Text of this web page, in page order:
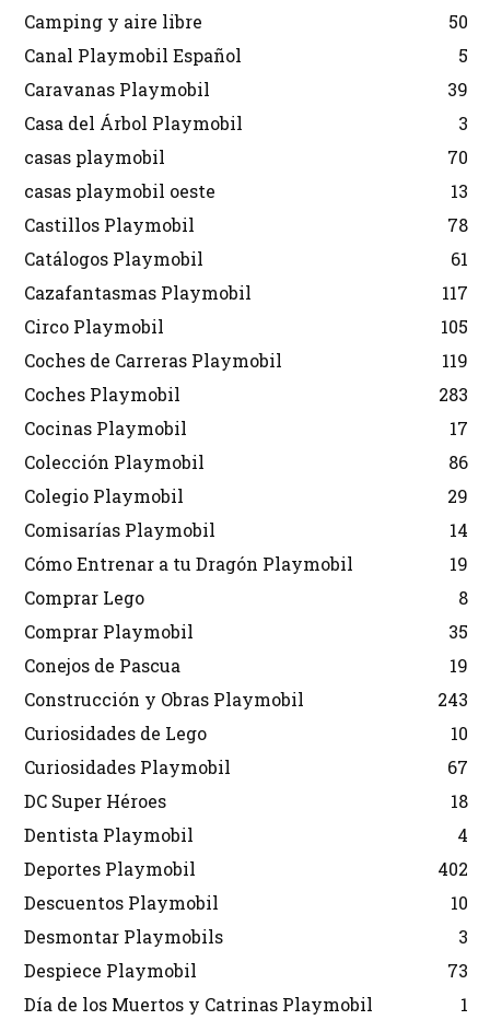
Camping y aire libre
50
Canal Playmobil Español
5
Caravanas Playmobil
39
Casa del Árbol Playmobil
3
casas playmobil
70
casas playmobil oeste
13
Castillos Playmobil
78
Catálogos Playmobil
61
Cazafantasmas Playmobil
117
Circo Playmobil
105
Coches de Carreras Playmobil
119
Coches Playmobil
283
Cocinas Playmobil
17
Colección Playmobil
86
Colegio Playmobil
29
Comisarías Playmobil
14
Cómo Entrenar a tu Dragón Playmobil
19
Comprar Lego
8
Comprar Playmobil
35
Conejos de Pascua
19
Construcción y Obras Playmobil
243
Curiosidades de Lego
10
Curiosidades Playmobil
67
DC Super Héroes
18
Dentista Playmobil
4
Deportes Playmobil
402
Descuentos Playmobil
10
Desmontar Playmobils
3
Despiece Playmobil
73
Día de los Muertos y Catrinas Playmobil
1